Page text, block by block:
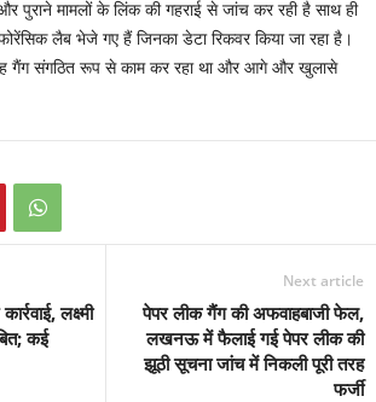
पुराने मामलों के लिंक की गहराई से जांच कर रही है साथ ही
लैब भेजे गए हैं जिनका डेटा रिकवर किया जा रहा है।
यह गैंग संगठित रूप से काम कर रहा था और आगे और खुलासे
लक्ष्मी
कई
Next article
पेपर लीक गैंग की अफवाहबाजी फेल,
लखनऊ में फैलाई गई पेपर लीक की
झूठी सूचना जांच में निकली पूरी तरह
फर्जी